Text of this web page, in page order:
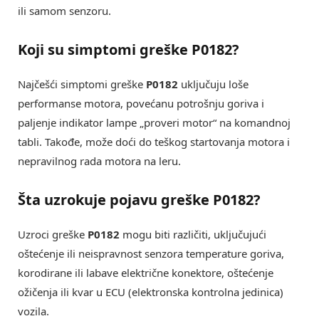
ili samom senzoru.
Koji su simptomi greške P0182?
Najčešći simptomi greške P0182 uključuju loše
performanse motora, povećanu potrošnju goriva i
paljenje indikator lampe „proveri motor“ na komandnoj
tabli. Takođe, može doći do teškog startovanja motora i
nepravilnog rada motora na leru.
Šta uzrokuje pojavu greške P0182?
Uzroci greške P0182 mogu biti različiti, uključujući
oštećenje ili neispravnost senzora temperature goriva,
korodirane ili labave električne konektore, oštećenje
ožičenja ili kvar u ECU (elektronska kontrolna jedinica)
vozila.